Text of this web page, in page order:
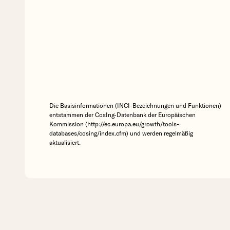
Die Basisinformationen (INCI-Bezeichnungen und Funktionen)
entstammen der CosIng-Datenbank der Europäischen
Kommission (http://ec.europa.eu/growth/tools-
databases/cosing/index.cfm) und werden regelmäßig
aktualisiert.